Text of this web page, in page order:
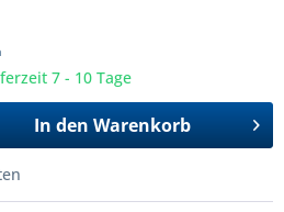
7 - 10 Tage
In den Warenkorb